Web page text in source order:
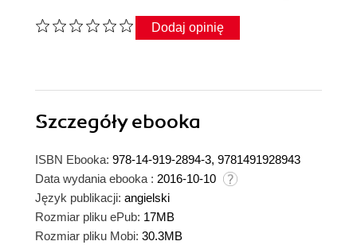
Dodaj opinię
Szczegółyebooka
ISBN Ebooka: 978-14-919-2894-3, 9781491928943
Data wydania ebooka : 2016-10-10
Język publikacji: angielski
Rozmiar pliku ePub: 17MB
Rozmiar pliku Mobi: 30.3MB